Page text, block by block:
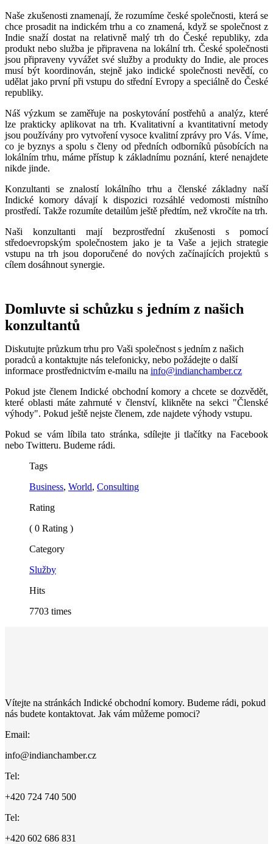
Naše zkušenosti znamenají, že rozumíme české společnosti, která se
chce prosadit na indickém trhu a co znamená, když se společnost z
Indie snaží dostat na relativně malý trh do České republiky, zda
produkt nebo služba je připravena na lokální trh. České společnosti
jsou připraveny vyvážet své služby a produkty do Indie, ale proces
musí být koordinován, stejně jako indické společnosti nevědí, co
udělat jako první při vstupu do střední Evropy a speciálně do České
republiky.
Náš výzkum se zaměřuje na poskytování postřehů a analýz, které
lze prakticky aplikovat na trh. Kvalitativní a kvantitativní metody
jsou používány pro vytvoření vysoce kvalitní zprávy pro Vás. Víme,
co je byznys a spolu s členy od předních odborníků působících na
lokálním trhu, máme přístup k základnímu poznání, které nenajdete
nikde jinde.
Konzultanti se znalostí lokálního trhu a členské základny naší
Indické komory dávají k dispozici rozsáhlé vedomosti místního
prostředí. Takže rozumíte detailům ještě předtím, než vkročíte na trh.
Naši konzultanti mají bezprostřední zkušenosti s pomocí
středoevropským společnostem jako je ta Vaše a jejich strategie
vstupu na trh jsou doporučené do nových začínajících projektů s
cílem dosáhnout synergie.
Domluvte si schůzku s jedním z našich
konzultantů
Diskutujte průzkum trhu pro Vaši společnost s jedním z našich
poradců a kontaktujte nás telefonicky, nebo požádejte o další
informace prostřednictvím e-mailu na info@indianchamber.cz
Pokud jste členem Indické obchodní komory a chcete se dozvědět,
které oblasti máte zahrnuté v členství, klikněte na sekci "Členské
výhody". Pokud ještě nejste členem, zde najdete výhody vstupu.
Pokud se vám líbila tato stránka, sdílejte ji tlačítky na Facebook
nebo Twitteru. Budeme rádi.
Tags
Business, World, Consulting
Rating
( 0 Rating )
Category
Služby
Hits
7703 times
Vítejte na stránkách Indické obchodní komory. Budeme rádi, pokud
nás budete kontaktovat. Jak vám můžeme pomoci?
Email:
info@indianchamber.cz
Tel:
+420 724 740 500
Tel:
+420 602 686 831